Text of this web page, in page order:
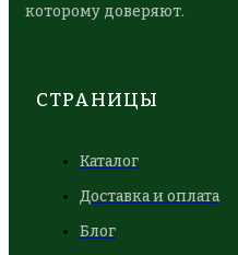
которому доверяют.
СТРАНИЦЫ
Каталог
Доставка и оплата
Блог